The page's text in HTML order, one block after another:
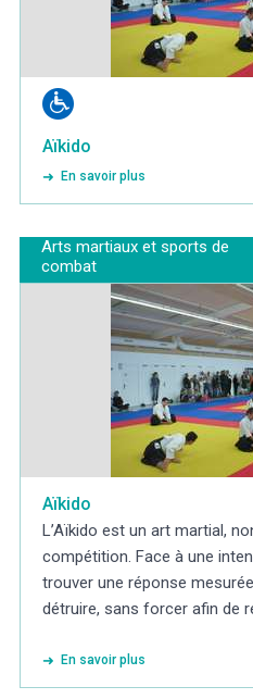
Aïkido
En savoir plus
Arts martiaux et sports de
combat
Aïkido
L’Aïkido est un art martial,
compétition. Face à une
trouver une réponse
détruire, sans forcer afin de
En savoir plus